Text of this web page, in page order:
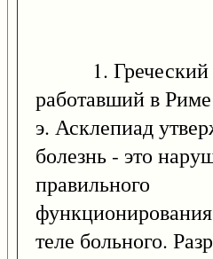
1. Греческий
работавший в
э. Асклепиад
болезнь - это
правильного
теле больного.